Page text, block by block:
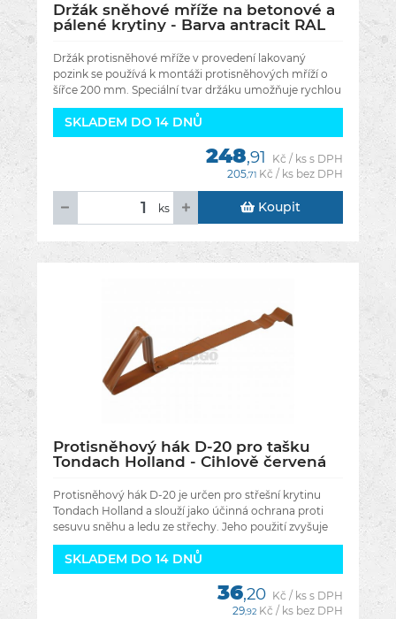
Držák sněhové mříže na betonové a
pálené krytiny - Barva antracit RAL
Držák protisněhové mříže v provedení lakovaný
pozink se používá k montáži protisněhových mříží o
šířce 200 mm. Speciální tvar držáku umožňuje rychlou
a snadnou montáž
SKLADEM DO 14 DNŮ
248,91
Kč / ks s DPH
205,71 Kč / ks bez DPH
ks Koupit
Protisněhový hák D-20 pro tašku
Tondach Holland - Cihlově červená
Protisněhový hák D-20 je určen pro střešní krytinu
Tondach Holland a slouží jako účinná ochrana proti
sesuvu sněhu a ledu ze střechy. Jeho použití zvyšuje
bezpečnost osob
SKLADEM DO 14 DNŮ
36,20 Kč / ks s DPH
29,92 Kč / ks bez DPH